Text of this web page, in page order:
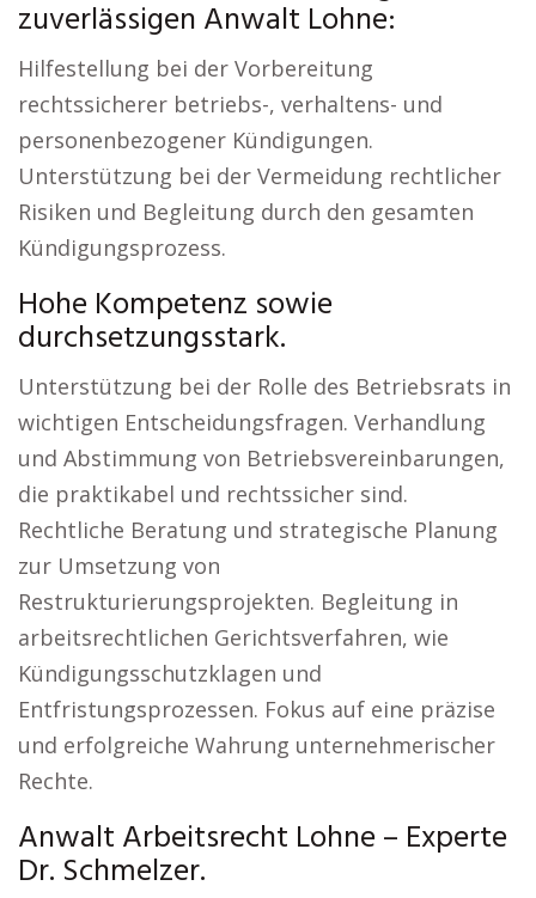
zuverlässigen Anwalt Lohne:
Hilfestellung bei der Vorbereitung
rechtssicherer betriebs-, verhaltens- und
personenbezogener Kündigungen.
Unterstützung bei der Vermeidung rechtlicher
Risiken und Begleitung durch den gesamten
Kündigungsprozess.
Hohe Kompetenz sowie
durchsetzungsstark.
Unterstützung bei der Rolle des Betriebsrats in
wichtigen Entscheidungsfragen. Verhandlung
und Abstimmung von Betriebsvereinbarungen,
die praktikabel und rechtssicher sind.
Rechtliche Beratung und strategische Planung
zur Umsetzung von
Restrukturierungsprojekten. Begleitung in
arbeitsrechtlichen Gerichtsverfahren, wie
Kündigungsschutzklagen und
Entfristungsprozessen. Fokus auf eine präzise
und erfolgreiche Wahrung unternehmerischer
Rechte.
Anwalt Arbeitsrecht Lohne – Experte
Dr. Schmelzer.